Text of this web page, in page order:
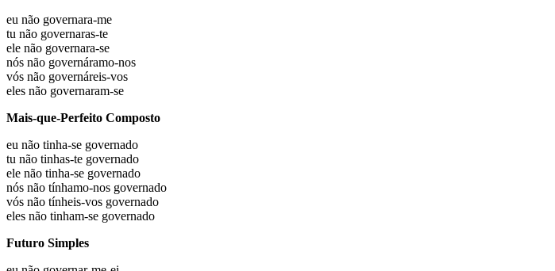
eu não governara-me
tu não governaras-te
ele não governara-se
nós não governáramo-nos
vós não governáreis-vos
eles não governaram-se
Mais-que-Perfeito Composto
eu não tinha-se governado
tu não tinhas-te governado
ele não tinha-se governado
nós não tínhamo-nos governado
vós não tínheis-vos governado
eles não tinham-se governado
Futuro Simples